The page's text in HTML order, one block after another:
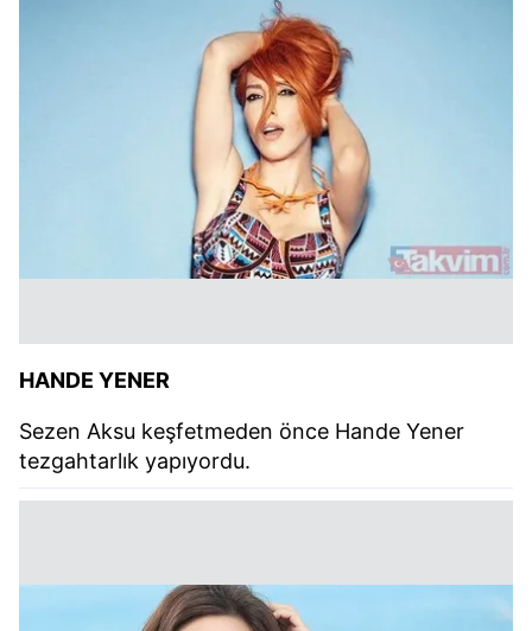
HANDE YENER
Sezen Aksu keşfetmeden önce Hande Yener
tezgahtarlık yapıyordu.